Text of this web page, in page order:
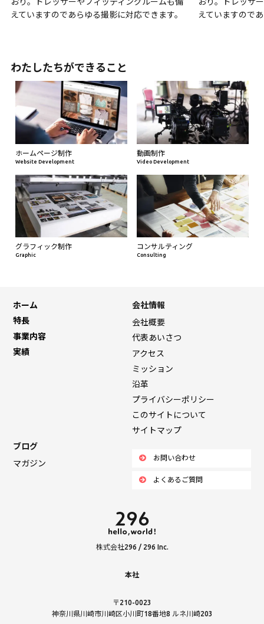
えていますのであらゆる撮影に対応できます。
えていますので
わたしたちができること
ホームページ制作
Website Development
動画制作
Video Development
グラフィック制作
Graphic
コンサルティング
Consulting
ホーム
特長
事業内容
実績
会社情報
会社概要
代表あいさつ
アクセス
ミッション
沿革
プライバシーポリシー
このサイトについて
サイトマップ
ブログ
マガジン
お問い合わせ
よくあるご質問
株式会社296 / 296 Inc.
本社
〒210-0023
神奈川県川崎市川崎区小川町18番地8 ルネ川崎203